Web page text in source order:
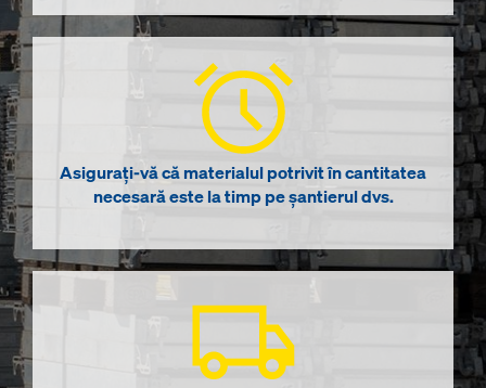
Asigurați-vă că materialul potrivit în cantitatea
necesară este la timp pe șantierul dvs.